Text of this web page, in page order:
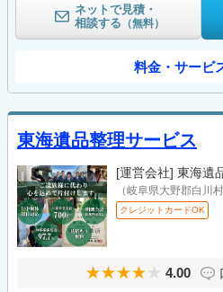
ネットで見積・
相談する （無料）
料金・サービ
東海遺品整理サービス
[運営会社] 東海遺
（岐阜県大野郡白川
クレジットカードOK
4.00